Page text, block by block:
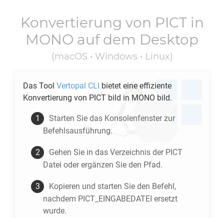
Konvertierung von PICTin
MONO auf dem Desktop
(macOS • Windows • Linux)
Das Tool Vertopal CLI bietet eine effiziente
Konvertierung von PICT bild in MONO bild.
Starten Sie das Konsolenfenster zur
Befehlsausführung.
Gehen Sie in das Verzeichnis der PICT
Datei oder ergänzen Sie den Pfad.
Kopieren und starten Sie den Befehl,
nachdem PICT_EINGABEDATEI ersetzt
wurde.